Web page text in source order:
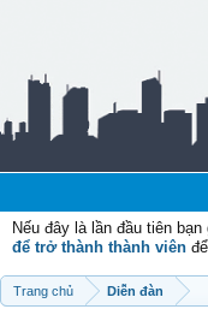
Nếu đây là lần đầu tiên
để trở thành thành viên
Trang chủ Diễn đàn